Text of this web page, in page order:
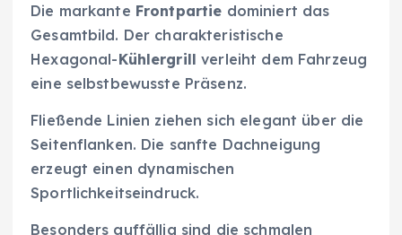
Die markante Frontpartie dominiert das
Gesamtbild. Der charakteristische
Hexagonal-Kühlergrill verleiht dem Fahrzeug
eine selbstbewusste Präsenz.
Fließende Linien ziehen sich elegant über die
Seitenflanken. Die sanfte Dachneigung
erzeugt einen dynamischen
Sportlichkeitseindruck.
Besonders auffällig sind die schmalen